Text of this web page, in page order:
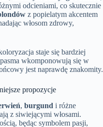
odcieniami, co skutecznie
z popielatym akcentem
włosom zdrowy,
staje się bardziej
wkomponowują się w
jest naprawdę znakomity.
propozycje
, burgund i różne
z siwiejącymi włosami.
będąc symbolem pasji,